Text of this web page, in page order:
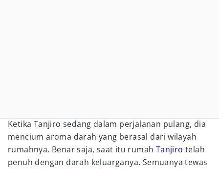
Ketika Tanjiro sedang dalam perjalanan pulang, dia
mencium aroma darah yang berasal dari wilayah
rumahnya. Benar saja, saat itu rumah Tanjiro telah
penuh dengan darah keluarganya. Semuanya tewas